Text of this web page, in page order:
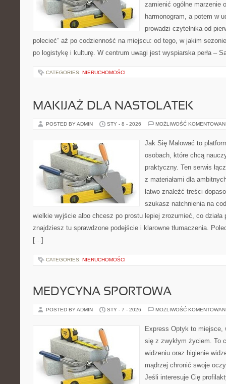
zamienić ogólne marzenie
harmonogram, a potem w
prowadzi czytelnika od
polecieć” aż po codzienność na miejscu: od tego, w jakim
po logistykę i kulturę. W centrum uwagi jest wyspiarska perła –
CATEGORIES: NIERUCHOMOŚCI
MAKIJAŻ DLA NASTOLATEK
POSTED BY ADMIN STY - 8 - 2026 MOŻLIWOŚĆ
Jak Się Malować to
osobach, które chcą
praktyczny. Ten serwis
z materiałami dla
łatwo znaleźć treści
szukasz natchnienia na
wielkie wyjście albo chcesz po prostu lepiej zrozumieć, co działa
znajdziesz tu sprawdzone podejście i klarowne tłumaczenia.
[…]
CATEGORIES: NIERUCHOMOŚCI
MEDYCYNA SPORTOWA
POSTED BY ADMIN STY - 7 - 2026 MOŻLIWOŚĆ
Express Optyk to
się z zwykłym życiem. To
widzeniu oraz higienie
mądrzej chronić swoje
Jeśli interesuje Cię